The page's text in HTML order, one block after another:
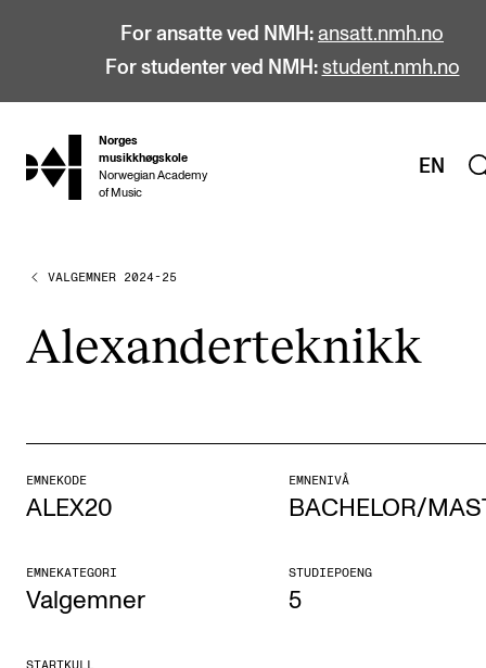
For ansatte ved NMH: ansatt.nmh.no
For studenter ved NMH: student.nmh.no
hjem
Norges
musikkhøgskole
Norwegian Academy
of Music
EN
STUDIER
Bachelor
Doktorgrad
Årsstudium og videreutdanning
Etterutdanning og kurs
VALGEMNER 2024-25
Alex­an­der­tek­nikk
EMNEKODE
ALEX20
EMNENIVÅ
BACHELOR/
EMNEKATEGORI
Valgemner
STUDIEPOENG
5
STARTKULL